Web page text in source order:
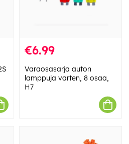
€6.99
Varaosasarja auton
lamppuja varten, 8 osaa,
H7